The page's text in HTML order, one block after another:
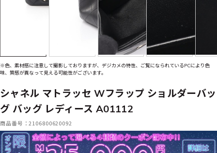
※色、素材感に注意して撮影しておりますが、デジカメの特性、ご覧になられているPCにより色
味、質感が異なって見える可能性がございます。
シャネル マトラッセ Wフラップ ショルダーバッ
グ バッグ レディース A01112
商品番号：2106800620092